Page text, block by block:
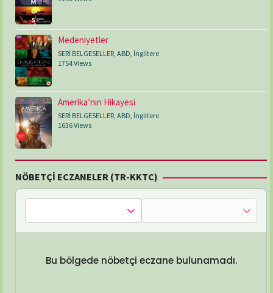
Medeniyetler
SERİ BELGESELLER ABD İngiltere
1754 Views
Amerika’nın Hikayesi
SERİ BELGESELLER ABD İngiltere
1636 Views
NÖBETÇİ ECZANELER (TR-KKTC)
Bu bölgede nöbetçi eczane bulunamadı.